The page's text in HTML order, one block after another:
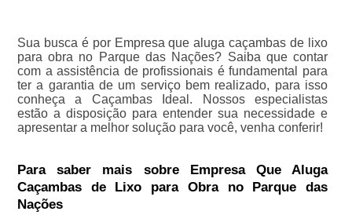
Sua busca é por Empresa que aluga caçambas de lixo
para obra no Parque das Nações? Saiba que contar
com a assistência de profissionais é fundamental para
ter a garantia de um serviço bem realizado, para isso
conheça a Caçambas Ideal. Nossos especialistas
estão a disposição para entender sua necessidade e
apresentar a melhor solução para você, venha conferir!
Para saber mais sobre Empresa Que Aluga
Caçambas de Lixo para Obra no Parque das
Nações